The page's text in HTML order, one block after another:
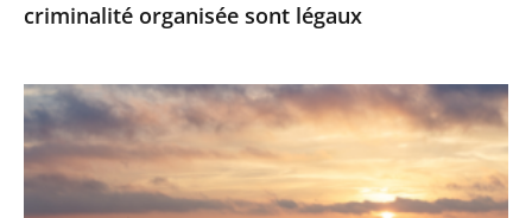
criminalité organisée sont légaux
Émissions
de
gaz
à